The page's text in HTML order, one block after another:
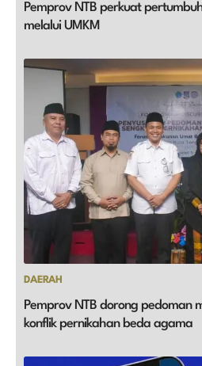
Pemprov NTB perkuat
melalui UMKM
DAERAH
Pemprov NTB dorong pedoman
konflik pernikahan beda agama